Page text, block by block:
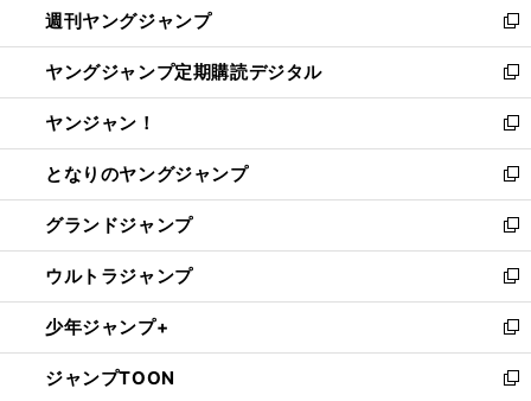
く
で
開
く
ド
ウ
で
開
く
ィ
ン
ド
ウ
で
開
く
週刊ヤングジャンプ
新
し
い
ウ
ィ
ン
ド
ウ
で
開
く
ヤングジャンプ定期購読デジタル
新
し
い
ウ
ィ
ン
ド
ウ
で
開
く
ヤンジャン！
新
し
い
ウ
ィ
ン
ド
ウ
で
開
く
となりのヤングジャンプ
新
し
い
ウ
ィ
ン
ド
ウ
で
グランドジャンプ
新
し
い
ウ
ィ
ン
ド
ウルトラジャンプ
新
し
い
ウ
ィ
少年ジャンプ+
新
し
い
ジャンプTOON
新